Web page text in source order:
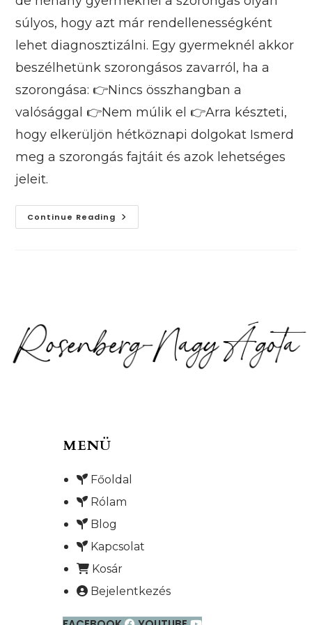
súlyos, hogy azt már rendellenességként
lehet diagnosztizálni. Egy gyermeknél akkor
beszélhetünk szorongásos zavarról, ha a
szorongása: 👉Nincs összhangban a
valósággal 👉Nem múlik el 👉Arra készteti,
hogy elkerüljön hétköznapi dolgokat Ismerd
meg a szorongás fajtáit és azok lehetséges
jeleit.
Continue Reading Melyek
A
MENÜ
Főoldal
Rólam
Blog
Kapcsolat
Kosár
Bejelentkezés